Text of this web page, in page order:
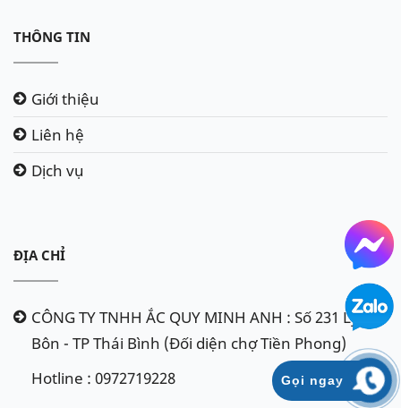
THÔNG TIN
Giới thiệu
Liên hệ
Dịch vụ
ĐỊA CHỈ
CÔNG TY TNHH ẮC QUY MINH ANH : Số 231 Lý
Bôn - TP Thái Bình (Đối diện chợ Tiền Phong)
Hotline : 0972719228
Gọi ngay